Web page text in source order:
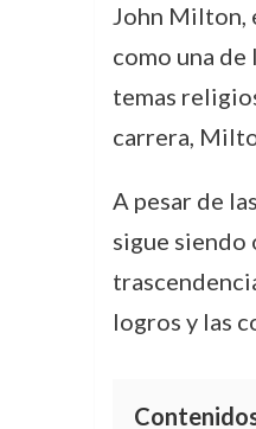
John Milton,
como una
temas
carrera,
A pesar de
sigue siendo
logros y las